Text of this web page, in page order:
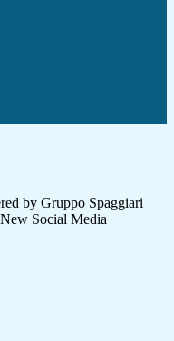
by Gruppo Spaggiari
Social Media